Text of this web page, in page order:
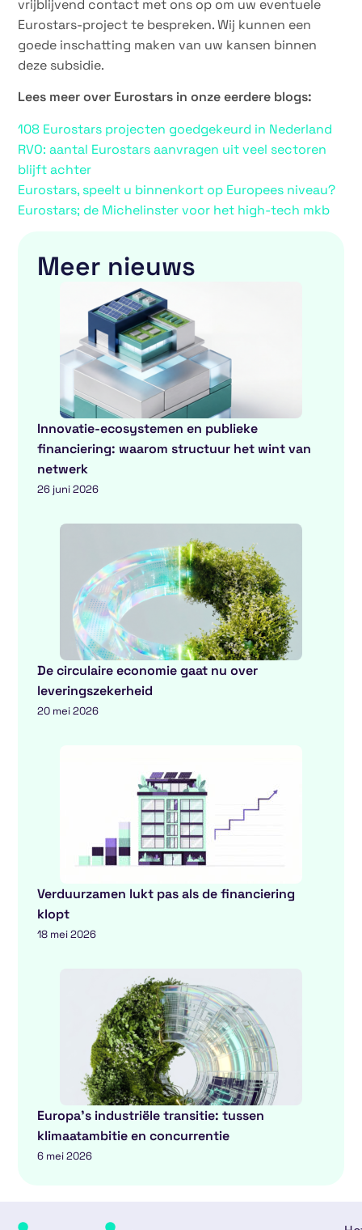
vrijblijvend contact met ons op om uw eventuele
Eurostars-project te bespreken. Wij kunnen een
goede inschatting maken van uw kansen binnen
deze subsidie.
Lees meer over Eurostars in onze eerdere blogs:
108 Eurostars projecten goedgekeurd in Nederland
RVO: aantal Eurostars aanvragen uit veel sectoren
blijft achter
Eurostars, speelt u binnenkort op Europees niveau?
Eurostars; de Michelinster voor het high-tech mkb
Meer nieuws
Innovatie-ecosystemen en publieke
financiering: waarom structuur het wint van
netwerk
26 juni 2026
De circulaire economie gaat nu over
leveringszekerheid
20 mei 2026
Verduurzamen lukt pas als de financiering
klopt
18 mei 2026
Europa’s industriële transitie: tussen
klimaatambitie en concurrentie
6 mei 2026